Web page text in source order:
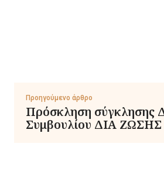
Προηγούμενο άρθρο
Πρόσκληση σύγκλησης
Συμβουλίου ΔΙΑ ΖΩΣΗΣ